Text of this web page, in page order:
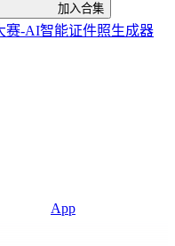
加入合集
赛-AI智能证件照生成器
App